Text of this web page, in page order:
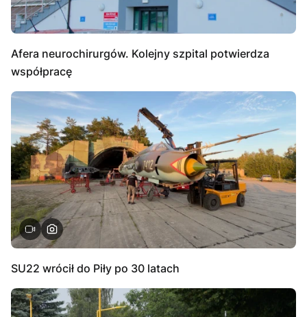
Afera neurochirurgów. Kolejny szpital potwierdza
współpracę
SU22 wrócił do Piły po 30 latach